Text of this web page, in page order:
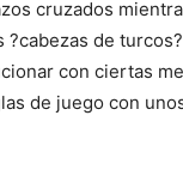
cruzados
de
con ciertas
de juego con